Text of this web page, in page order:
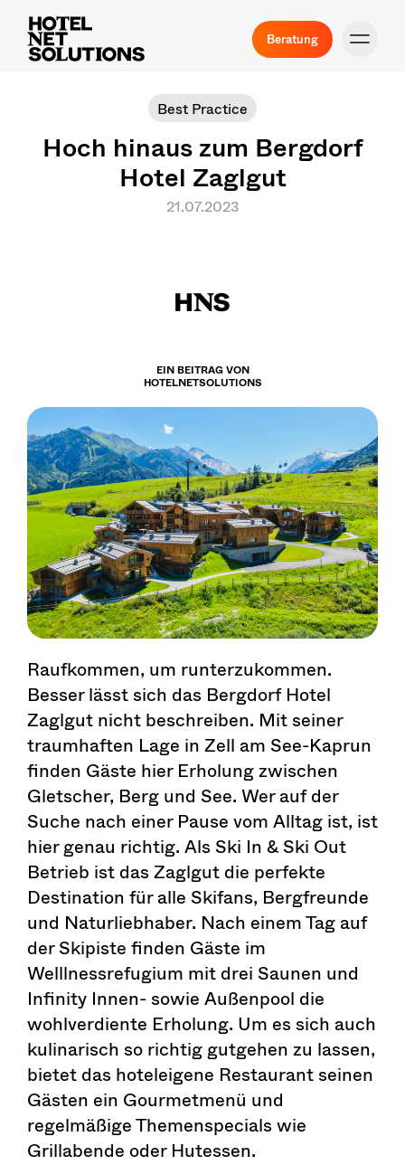
Beratung
Best Practice
Hoch hinaus zum Bergdorf
Hotel Zaglgut
21.07.2023
EIN BEITRAG VON
HOTELNETSOLUTIONS
Raufkommen, um runterzukommen.
Besser lässt sich das Bergdorf Hotel
Zaglgut nicht beschreiben. Mit seiner
traumhaften Lage in Zell am See-Kaprun
finden Gäste hier Erholung zwischen
Gletscher, Berg und See. Wer auf der
Suche nach einer Pause vom Alltag ist, ist
hier genau richtig. Als Ski In & Ski Out
Betrieb ist das Zaglgut die perfekte
Destination für alle Skifans, Bergfreunde
und Naturliebhaber. Nach einem Tag auf
der Skipiste finden Gäste im
Welllnessrefugium mit drei Saunen und
Infinity Innen- sowie Außenpool die
wohlverdiente Erholung. Um es sich auch
kulinarisch so richtig gutgehen zu lassen,
bietet das hoteleigene Restaurant seinen
Gästen ein Gourmetmenü und
regelmäßige Themenspecials wie
Grillabende oder Hutessen.